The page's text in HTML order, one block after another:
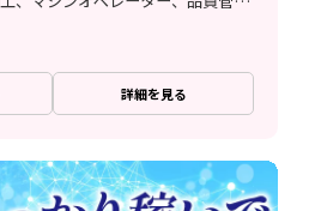
詳細を見る